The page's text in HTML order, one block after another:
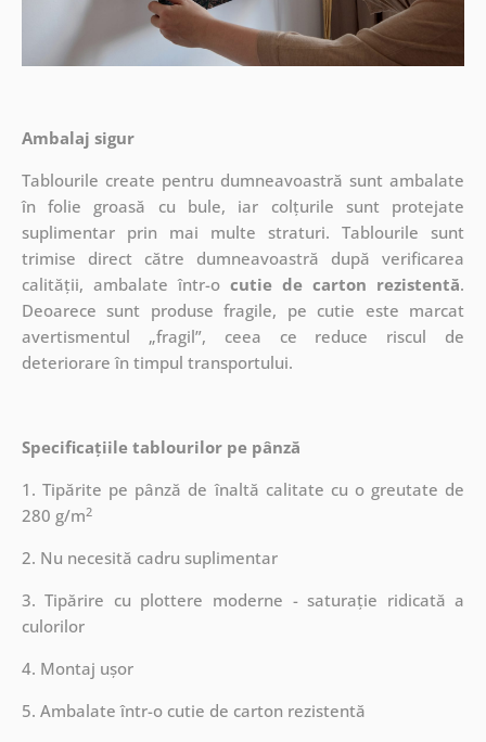
Ambalaj sigur
Tablourile create pentru dumneavoastră sunt ambalate
în folie groasă cu bule, iar colțurile sunt protejate
suplimentar prin mai multe straturi.Tablourile sunt
trimise direct către dumneavoastră după verificarea
calității, ambalate într-o cutie de carton rezistentă.
Deoarece sunt produse fragile, pe cutie este marcat
avertismentul „fragil”, ceea ce reduce riscul de
deteriorare în timpul transportului.
Specificațiile tablourilor pe pânză
1. Tipărite pe pânză de înaltă calitate cu o greutate de
280 g/m2
2. Nu necesită cadru suplimentar
3. Tipărire cu plottere moderne - saturație ridicată a
culorilor
4. Montaj ușor
5. Ambalate într-o cutie de carton rezistentă